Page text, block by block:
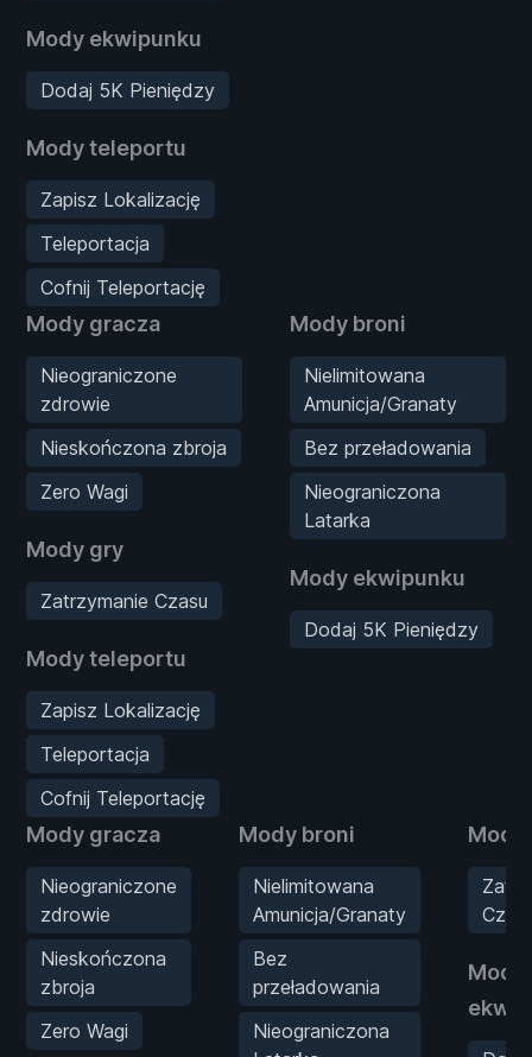
Mody ekwipunku
Dodaj 5K Pieniędzy
Mody teleportu
Zapisz Lokalizację
Teleportacja
Cofnij Teleportację
Mody gracza
Nieograniczone
zdrowie
Nieskończona zbroja
Zero Wagi
Mody gry
Zatrzymanie Czasu
Mody teleportu
Zapisz Lokalizację
Teleportacja
Cofnij Teleportację
Mody broni
Nielimitowana
Amunicja/Granaty
Bez przeładowania
Nieograniczona
Latarka
Mody ekwipunku
Dodaj 5K Pieniędzy
Mody gracza
Nieograniczone
zdrowie
Nieskończona
zbroja
Zero Wagi
Mody broni
Nielimitowana
Amunicja/Granaty
Bez
przeładowania
Nieograniczona
Mody
Mody